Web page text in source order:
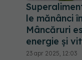
le mănânci
Mâncăruri
energie și
23 apr 2025, 12:03